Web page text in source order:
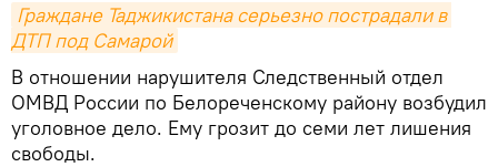
Граждане Таджикистана серьезно пострадали в
ДТП под Самарой
В отношении нарушителя Следственный отдел
ОМВД России по Белореченскому району возбудил
уголовное дело. Ему грозит до семи лет лишения
свободы.